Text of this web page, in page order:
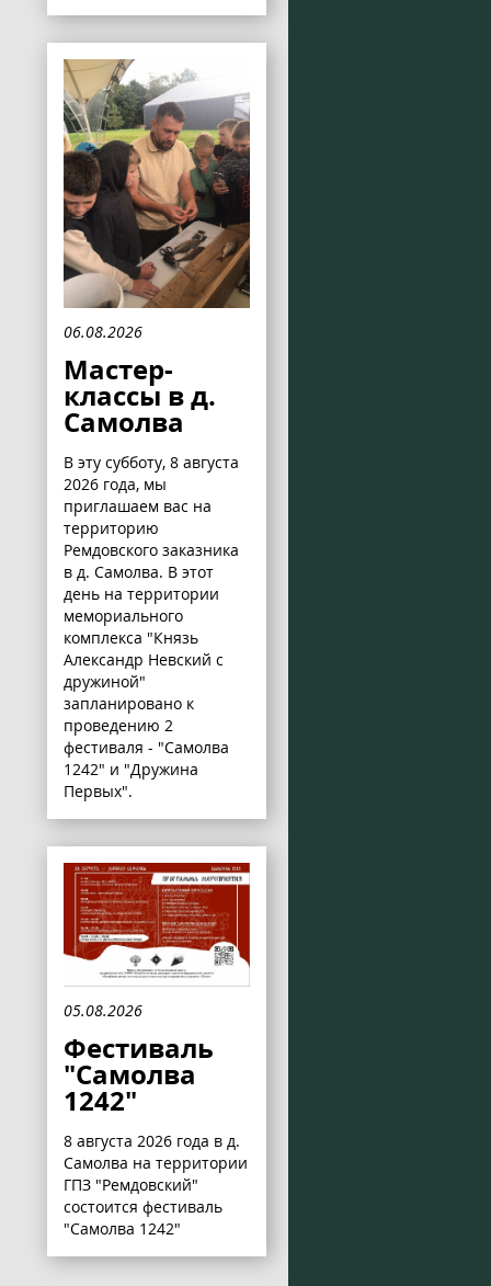
06.08.2026
Мастер-
классы в д.
Самолва
В эту субботу, 8 августа
2026 года, мы
приглашаем вас на
территорию
Ремдовского заказника
в д. Самолва. В этот
день на территории
мемориального
комплекса "Князь
Александр Невский с
дружиной"
запланировано к
проведению 2
фестиваля - "Самолва
1242" и "Дружина
Первых".
05.08.2026
Фестиваль
"Самолва
1242"
8 августа 2026 года в д.
Самолва на территории
ГПЗ "Ремдовский"
состоится фестиваль
"Самолва 1242"